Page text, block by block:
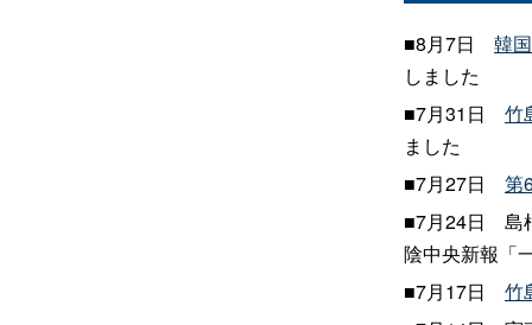
■8月7日 韓
しました
■7月31 日 竹
ました
■7月27日 第
■7月24日 島
陰中央新報「
■7月17日 竹